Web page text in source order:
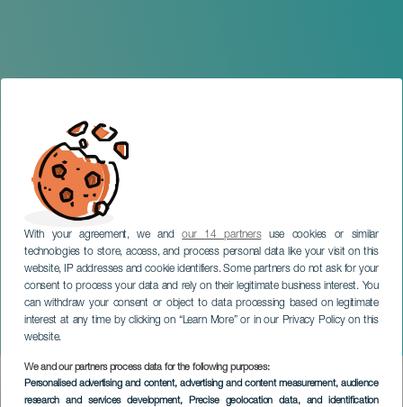
With your agreement, we andour 14 partnersuse cookies or similar
technologies to store, access, and process personal data like your visit on this
website, IP addresses and cookie identifiers. Some partners do not ask for your
consent to process your data and rely on their legitimate business interest. You
can withdraw your consent or object to data processing based on legitimate
interest at any time by clicking on “Learn More” or in our Privacy Policy on this
website.
We and our partners process data for the following purposes:
Personalised advertising and content, advertising and content measurement, audience
research and services development, Precise geolocation data, and identification
Oscar Domiguez: Két,
aminek útjai keresztezik
egymást
TENERIFE
Imagen
Listado